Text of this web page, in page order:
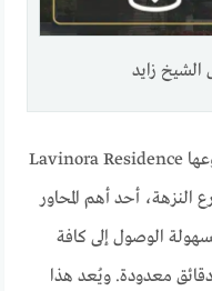
الشيخ زايد
اختارت شركة إميرالد بعناية موقع مشروعها Lavinora Residence
النزهة، أحد أهم المحاور
الوصول إلى كافة
دقائق معدودة. ويُعد هذا